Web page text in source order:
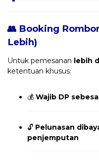
👥 Booking
Lebih)
Untuk pemesanan lebih
ketentuan khusus:
💰 Wajib DP
🔓 Pelunasan
penjemputan